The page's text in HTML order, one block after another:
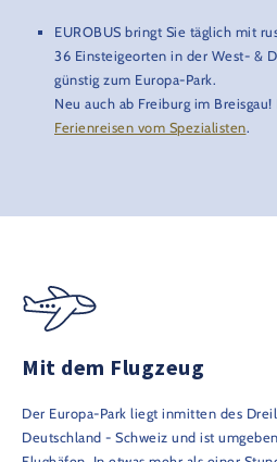
EUROBUS bringt Sie täglich mit
36 Einsteigeorten in der West- &
günstig zum Europa-Park.
Neu auch ab Freiburg im Breisgau!
Ferienreisen vom Spezialisten.
Mit dem Flugzeug
Der Europa-Park liegt inmitten des
Deutschland - Schweiz und ist